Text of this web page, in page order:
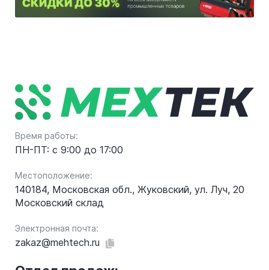
Время работы:
ПН-ПТ: с 9:00 до 17:00
Местоположение:
140184, Московская обл., Жуковский, ул. Луч, 20
Московский склад
Электронная почта:
zakaz@mehtech.ru